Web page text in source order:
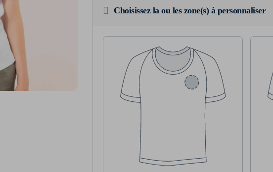
Choisissez la ou les zone(s) à personnaliser